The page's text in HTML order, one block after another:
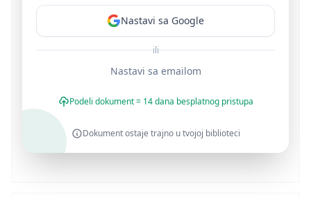
Nastavi sa Google
ili
Nastavi sa emailom
Podeli dokument = 14 dana besplatnog pristupa
Dokument ostaje trajno u tvojoj biblioteci